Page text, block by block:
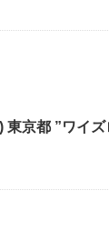
京都 ”ワイ